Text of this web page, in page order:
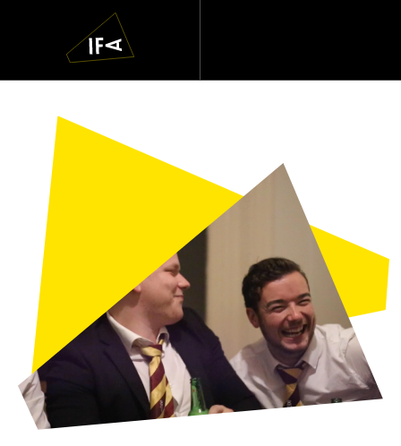
Navigatie
overslaan